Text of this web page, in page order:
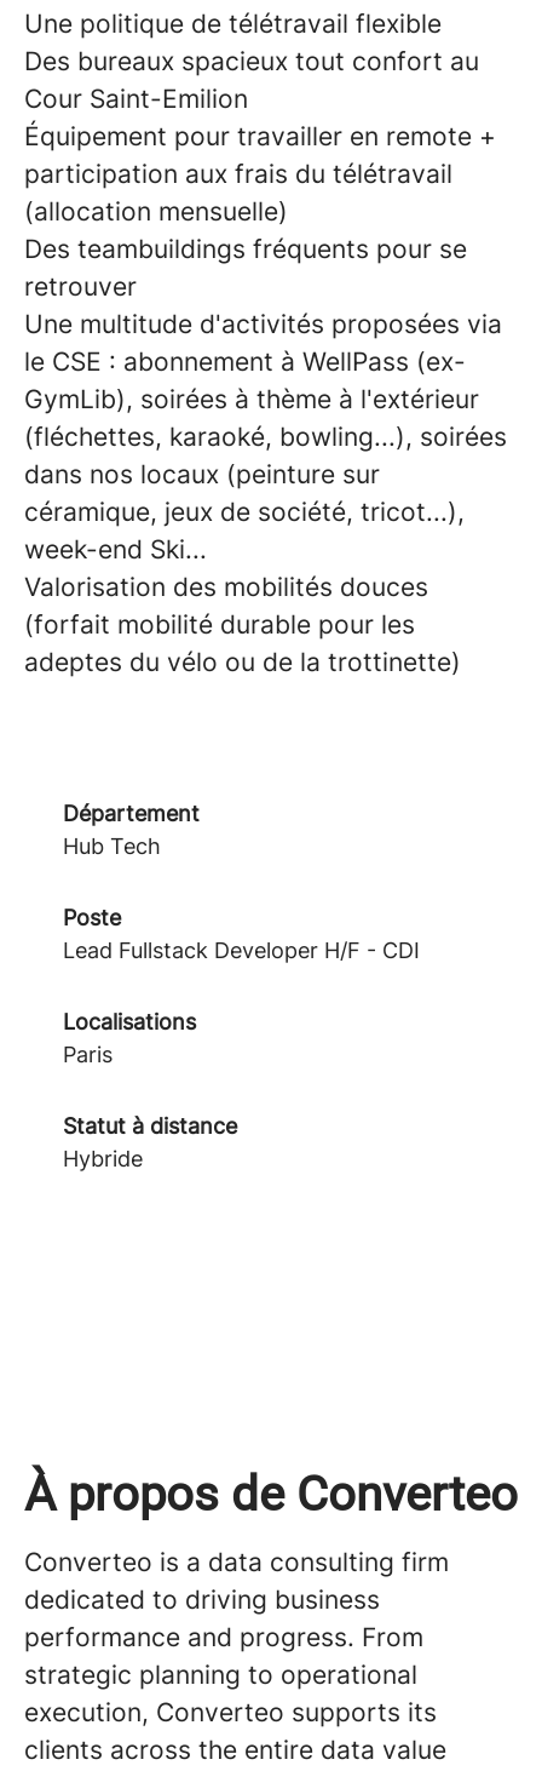
Une politique de télétravail flexible
Des bureaux spacieux tout confort au
Cour Saint-Emilion
Équipement pour travailler en remote +
participation aux frais du télétravail
(allocation mensuelle)
Des teambuildings fréquents pour se
retrouver
Une multitude d'activités proposées via
le CSE : abonnement à WellPass (ex-
GymLib), soirées à thème à l'extérieur
(fléchettes, karaoké, bowling...), soirées
dans nos locaux (peinture sur
céramique, jeux de société, tricot...),
week-end Ski...
Valorisation des mobilités douces
(forfait mobilité durable pour les
adeptes du vélo ou de la trottinette)
Département
Hub Tech
Poste
Lead Fullstack Developer H/F - CDI
Localisations
Paris
Statut à distance
Hybride
À propos de Converteo
Converteo is a data consulting firm
dedicated to driving business
performance and progress. From
strategic planning to operational
execution, Converteo supports its
clients across the entire data value